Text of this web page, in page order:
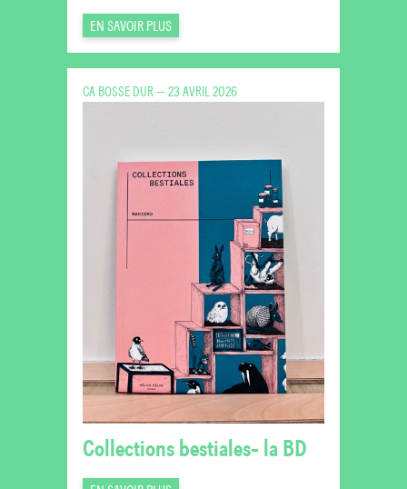
EN SAVOIR PLUS
CA BOSSE DUR — 23 AVRIL 2026
Collections bestiales- la BD